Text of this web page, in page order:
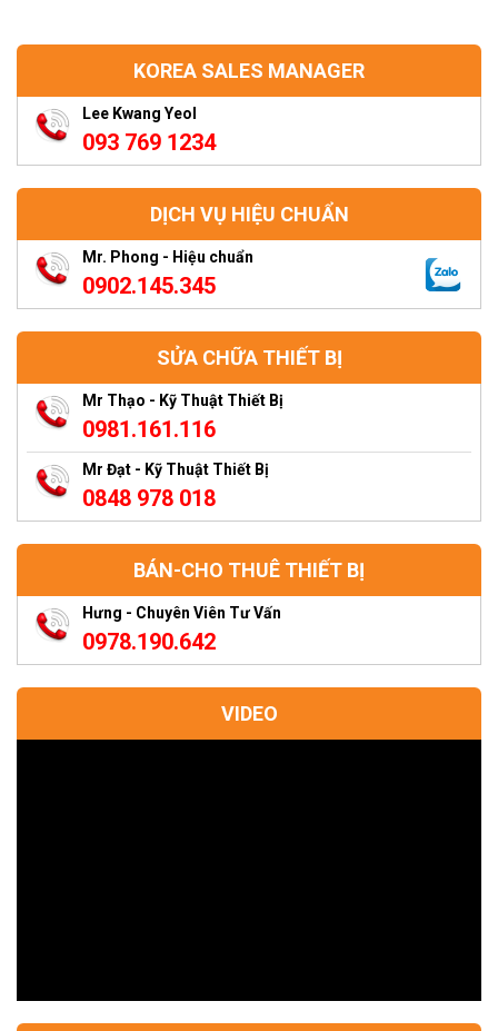
KOREA SALES MANAGER
Lee Kwang Yeol
093 769 1234
DỊCH VỤ HIỆU CHUẨN
Mr. Phong - Hiệu chuẩn
0902.145.345
SỬA CHỮA THIẾT BỊ
Mr Thạo - Kỹ Thuật Thiết Bị
0981.161.116
Mr Đạt - Kỹ Thuật Thiết Bị
0848 978 018
BÁN-CHO THUÊ THIẾT BỊ
Hưng - Chuyên Viên Tư Vấn
0978.190.642
VIDEO